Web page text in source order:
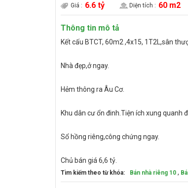
Giá : 6.6 tỷ Diện tích : 60 m2
Thông tin mô tả
Kết cấu BTCT, 60m2 ,4x15, 1T2L,sân
Nhà đẹp,ở ngay.
Hẻm thông ra Âu Cơ.
Khu dân cư ổn đinh.Tiện ích xung quanh
Sổ hồng riêng,công chứng ngay.
Chủ bán giá 6,6 tỷ.
Tìm kiếm theo từ khóa: Bán nhà riêng 10 ,